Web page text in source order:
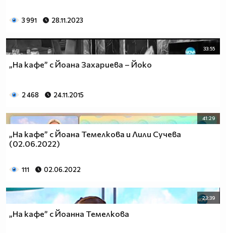
3 991 28.11.2023
33:55
„На кафе” с Йоана Захариева – Йоко
2 468 24.11.2015
41:29
„На кафе” с Йоана Темелкова и Лили Сучева
(02.06.2022)
111 02.06.2022
23:39
„На кафе” с Йоанна Темелкова